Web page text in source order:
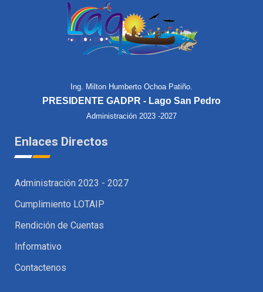
Ing. Milton Humberto Ochoa Patiño.
PRESIDENTE GADPR - Lago San Pedro
Administración 2023 -2027
Enlaces Directos
Administración 2023 - 2027
Cumplimiento LOTAIP
Rendición de Cuentas
Informativo
Contactenos